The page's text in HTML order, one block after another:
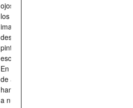
ojos quienes
los han
imaginado,
descrito,
pintado,
esculpido...
En definitiva,
de aquellos
han situado
a nuestras